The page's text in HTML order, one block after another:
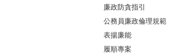
廉政防貪指引
公務員廉政倫理規範
表揚廉能
履順專案